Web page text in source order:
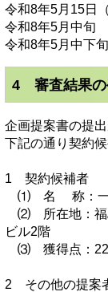
令和8年5月15
令和8年5
令和8年5
4 審査結果の
企画提案書の提
下記の通り契約
1 契約候補者
⑴ 名 称：一般
⑵ 所在地：福
ビル2階
⑶ 獲得点：
2 その他の提案